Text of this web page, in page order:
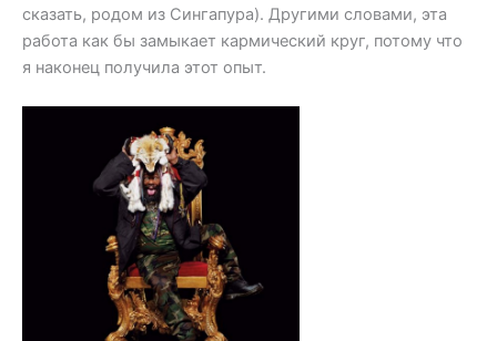
сказать, родом из Сингапура). Другими словами, эта
работа как бы замыкает кармический круг, потому что
я наконец получила этот опыт.